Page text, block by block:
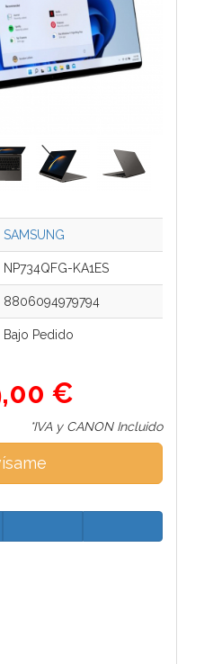
SAMSUNG
NP734QFG-KA1ES
8806094979794
Bajo Pedido
€
*IVA y CANON Incluido